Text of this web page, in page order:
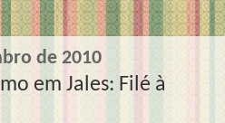
de 2010
em Jales: Filé à